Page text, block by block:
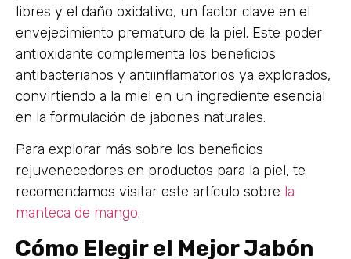
libres y el daño oxidativo, un factor clave en el
envejecimiento prematuro de la piel. Este poder
antioxidante complementa los beneficios
antibacterianos y antiinflamatorios ya explorados,
convirtiendo a la miel en un ingrediente esencial
en la formulación de jabones naturales.
Para explorar más sobre los beneficios
rejuvenecedores en productos para la piel, te
recomendamos visitar este artículo sobre la
manteca de mango.
Cómo Elegir el Mejor Jabón